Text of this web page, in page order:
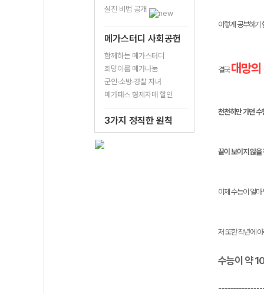
실천 비법 공개
메가스터디 사회공헌
함께하는 메가스터디
희망이룸 메가나눔
군인·소방·경찰 자녀
메가패스 형제자매 할인
3가지 정직한 원칙
이렇게 공부하기
결국대망
천천히만 가던 수
끝이 보이지 않을
이제 수능이 얼
저 또한 작년에
수능이 약